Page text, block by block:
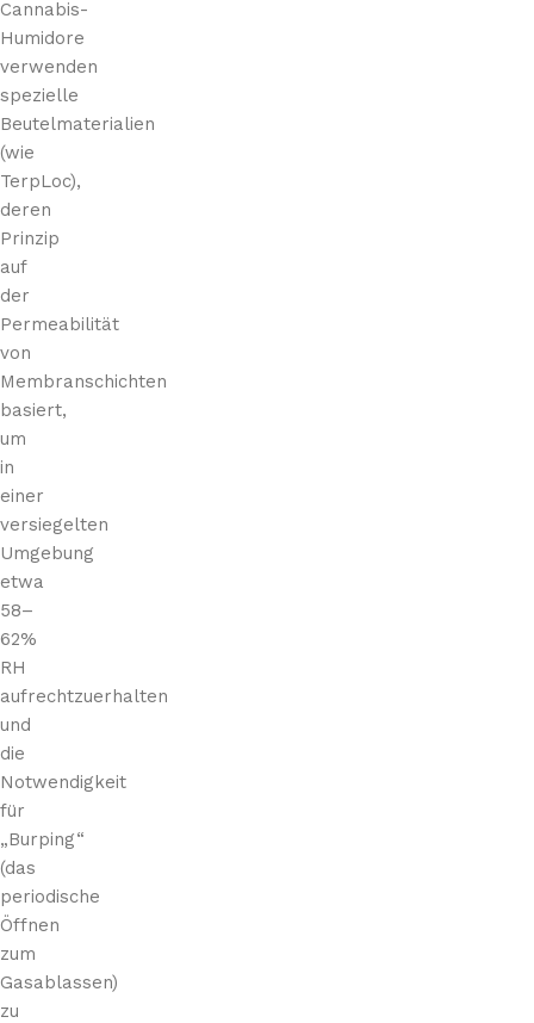
Cannabis-
Humidore
verwenden
spezielle
Beutelmaterialien
(wie
TerpLoc),
deren
Prinzip
auf
der
Permeabilität
von
Membranschichten
basiert,
um
in
einer
versiegelten
Umgebung
etwa
58–
62%
RH
aufrechtzuerhalten
und
die
Notwendigkeit
für
„Burping“
(das
periodische
Öffnen
zum
Gasablassen)
zu